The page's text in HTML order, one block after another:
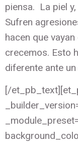
piensa. La piel
Sufren
hacen que
crecemos. Esto
diferente ante
[/